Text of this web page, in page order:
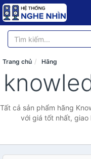
Trang chủ Hãng
Tất cả sản phẩm hãng
với giá tốt nhất, giao